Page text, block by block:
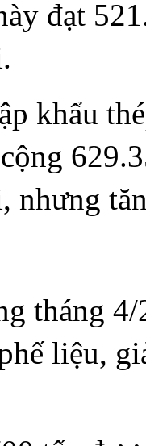
đạt
khẩu
nhưng
tháng
liệu,